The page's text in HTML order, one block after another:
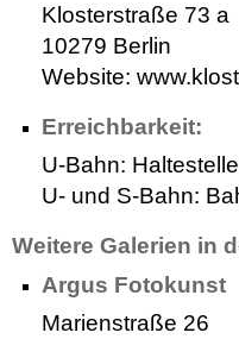
Klosterstraße 73 a
10279 Berlin
Website:
Erreichbarkeit:
U-Bahn:
U- und S-Bahn:
Weitere Galerien in
Argus Fotokunst
Marienstraße 26